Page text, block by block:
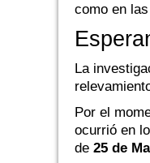
como en
La
Por el
ocurrió en
de 25 de